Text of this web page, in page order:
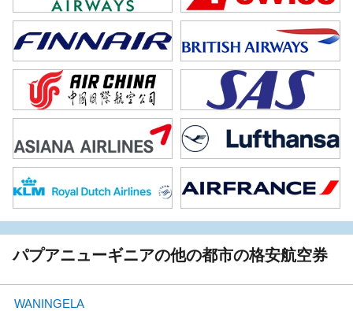
パプアニューギニアの他の都市の格安航空券
WANINGELA